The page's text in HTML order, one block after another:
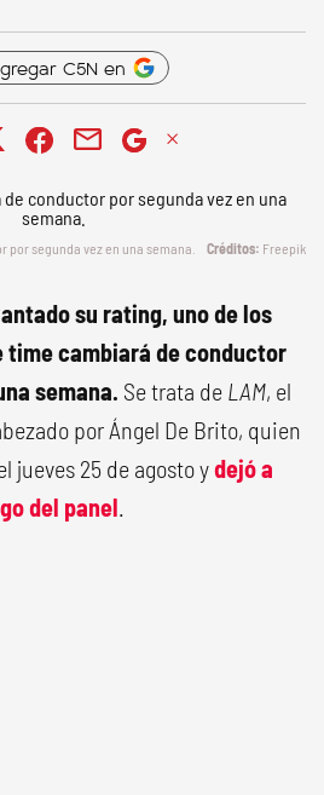
C5N en
segunda vez en una semana. Freepik
su rating, uno de los
time cambiará de conductor
semana. Se trata de LAM, el
por Ángel De Brito, quien
jueves 25 de agosto ydejó a
del panel.